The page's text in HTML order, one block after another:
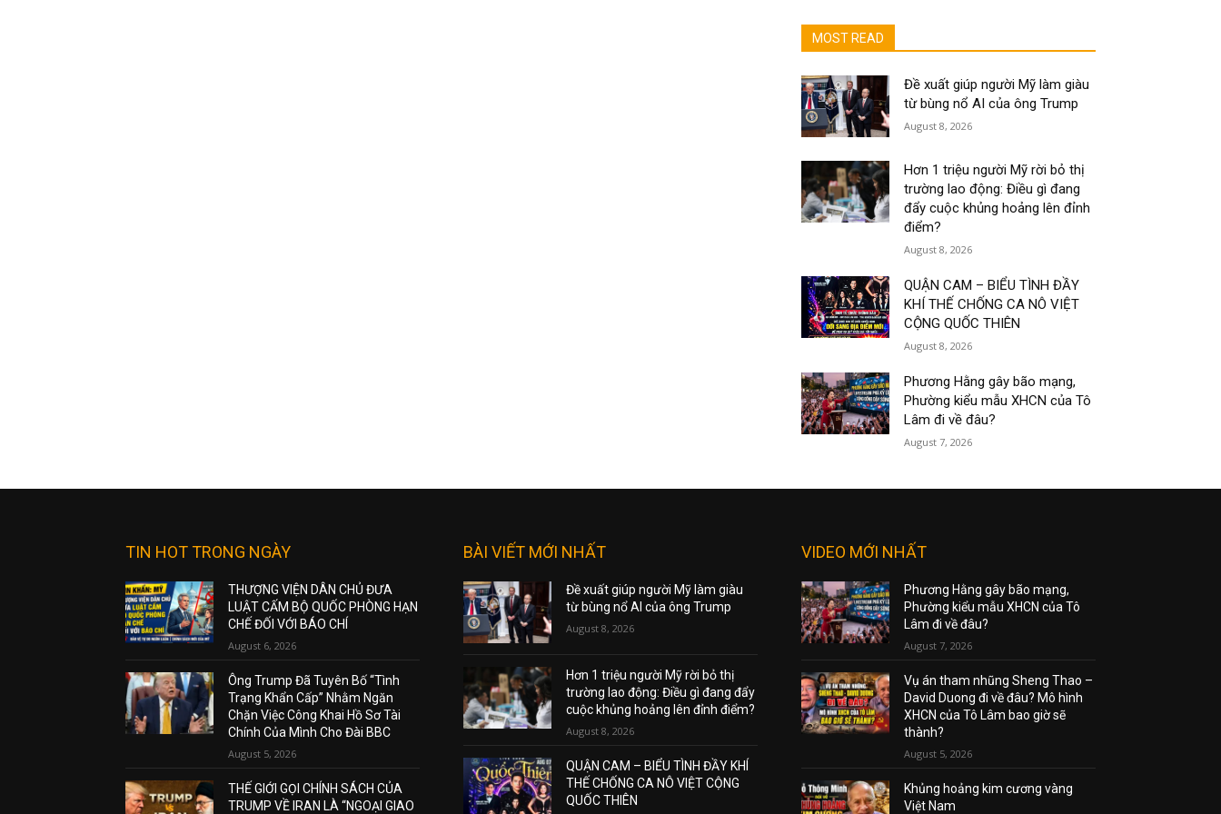
MOST READ
Đề xuất giúp người Mỹ làm giàu
từ bùng nổ AI của ông Trump
August 8, 2026
Hơn 1 triệu người Mỹ rời bỏ thị
trường lao động: Điều gì đang
đẩy cuộc khủng hoảng lên đỉnh
điểm?
August 8, 2026
QUẬN CAM – BIỂU TÌNH ĐẦY
KHÍ THẾ CHỐNG CA NÔ VIỆT
CỘNG QUỐC THIÊN
August 8, 2026
Phương Hằng gây bão mạng,
Phường kiểu mẫu XHCN của Tô
Lâm đi về đâu?
August 7, 2026
TIN HOT TRONG NGÀY
THƯỢNG VIỆN DÂN CHỦ ĐƯA
LUẬT CẤM BỘ QUỐC PHÒNG HẠN
CHẾ ĐỐI VỚI BÁO CHÍ
August 6, 2026
Ông Trump Đã Tuyên Bố “Tình
Trạng Khẩn Cấp” Nhằm Ngăn
Chặn Việc Công Khai Hồ Sơ Tài
Chính Của Mình Cho Đài BBC
August 5, 2026
THẾ GIỚI GỌI CHÍNH SÁCH CỦA
TRUMP VỀ IRAN LÀ “NGOẠI GIAO
BÀI VIẾT MỚI NHẤT
Đề xuất giúp người Mỹ làm giàu
từ bùng nổ AI của ông Trump
August 8, 2026
Hơn 1 triệu người Mỹ rời bỏ thị
trường lao động: Điều gì đang đẩy
cuộc khủng hoảng lên đỉnh điểm?
August 8, 2026
QUẬN CAM – BIỂU TÌNH ĐẦY KHÍ
THẾ CHỐNG CA NÔ VIỆT CỘNG
QUỐC THIÊN
VIDEO MỚI NHẤT
Phương Hằng gây bão mạng,
Phường kiểu mẫu XHCN của Tô
Lâm đi về đâu?
August 7, 2026
Vụ án tham nhũng Sheng Thao –
David Duong đi về đâu? Mô hình
XHCN của Tô Lâm bao giờ sẽ
thành?
August 5, 2026
Khủng hoảng kim cương vàng
Việt Nam